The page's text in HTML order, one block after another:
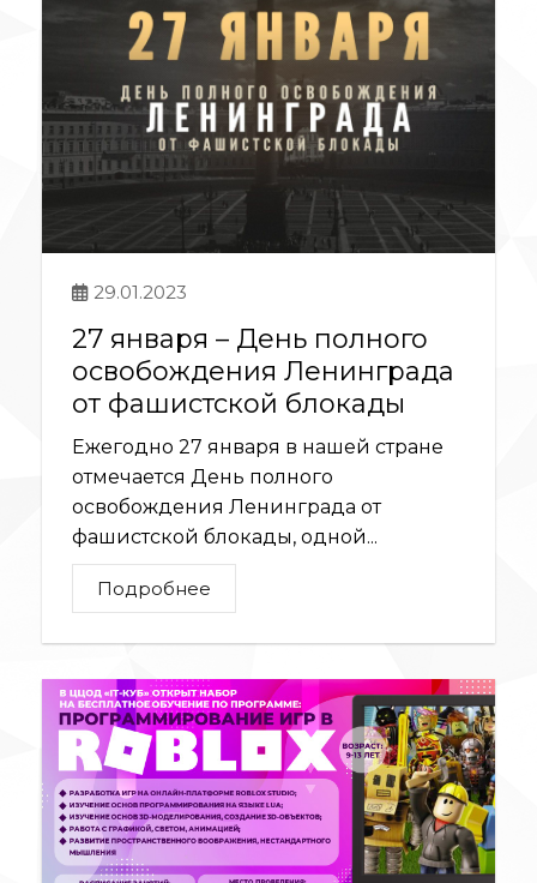
29.01.2023
27 января – День полного
освобождения Ленинграда
от фашистской блокады
Ежегодно 27 января в нашей стране
отмечается День полного
освобождения Ленинграда от
фашистской блокады, одной...
Подробнее